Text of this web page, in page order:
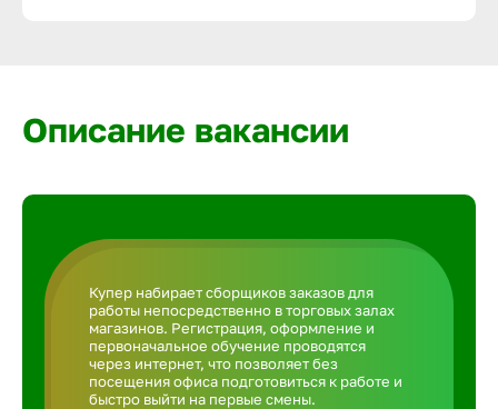
Описание вакансии
Купер набирает сборщиков заказов для
работы непосредственно в торговых залах
магазинов. Регистрация, оформление и
первоначальное обучение проводятся
через интернет, что позволяет без
посещения офиса подготовиться к работе и
быстро выйти на первые смены.